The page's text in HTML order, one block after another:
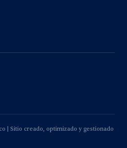
| Sitio creado, optimizado y gestionado